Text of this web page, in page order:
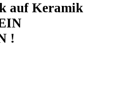
auf Keramik
!